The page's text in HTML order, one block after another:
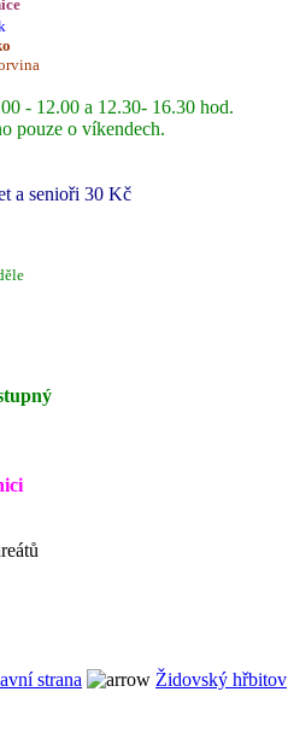
- 12.00 a 12.30- 16.30 hod.
pouze o víkendech.
a senioři 30 Kč
strana Židovský hřbitov